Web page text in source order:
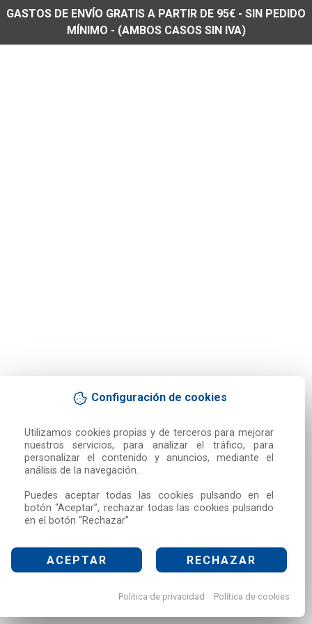
Configuración de cookies
Utilizamos cookies propias y de terceros para mejorar
nuestros servicios, para analizar el tráfico, para
personalizar el contenido y anuncios, mediante el
análisis de la navegación.
Puedes aceptar todas las cookies pulsando en el
botón “Aceptar”, rechazar todas las cookies pulsando
en el botón “Rechazar”
ACEPTAR RECHAZAR
Política de privacidad Política de cookies
GASTOS DE ENVÍO GRATIS A PARTIR DE 95€ - SIN PEDIDO
MÍNIMO - (AMBOS CASOS SIN IVA)